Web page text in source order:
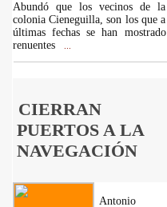
Abundó que los vecinos de la
colonia Cieneguilla, son los que a
últimas fechas se han mostrado
renuentes
CIERRAN
PUERTOS A LA
NAVEGACIÓN
Antonio